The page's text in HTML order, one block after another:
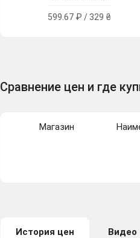
599.67 ₽ / 329 ₴
Сравнение цен и где
Магазин
История цен Видео